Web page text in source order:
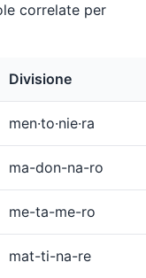
correlate per
Divisione
men·to·nie·ra
ma-don-na-ro
me-ta-me-ro
mat-ti-na-re